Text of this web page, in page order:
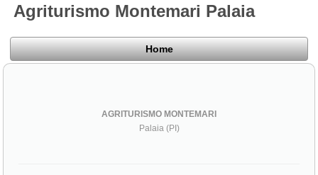
Agriturismo Montemari Palaia
Home
AGRITURISMO MONTEMARI
Palaia (PI)